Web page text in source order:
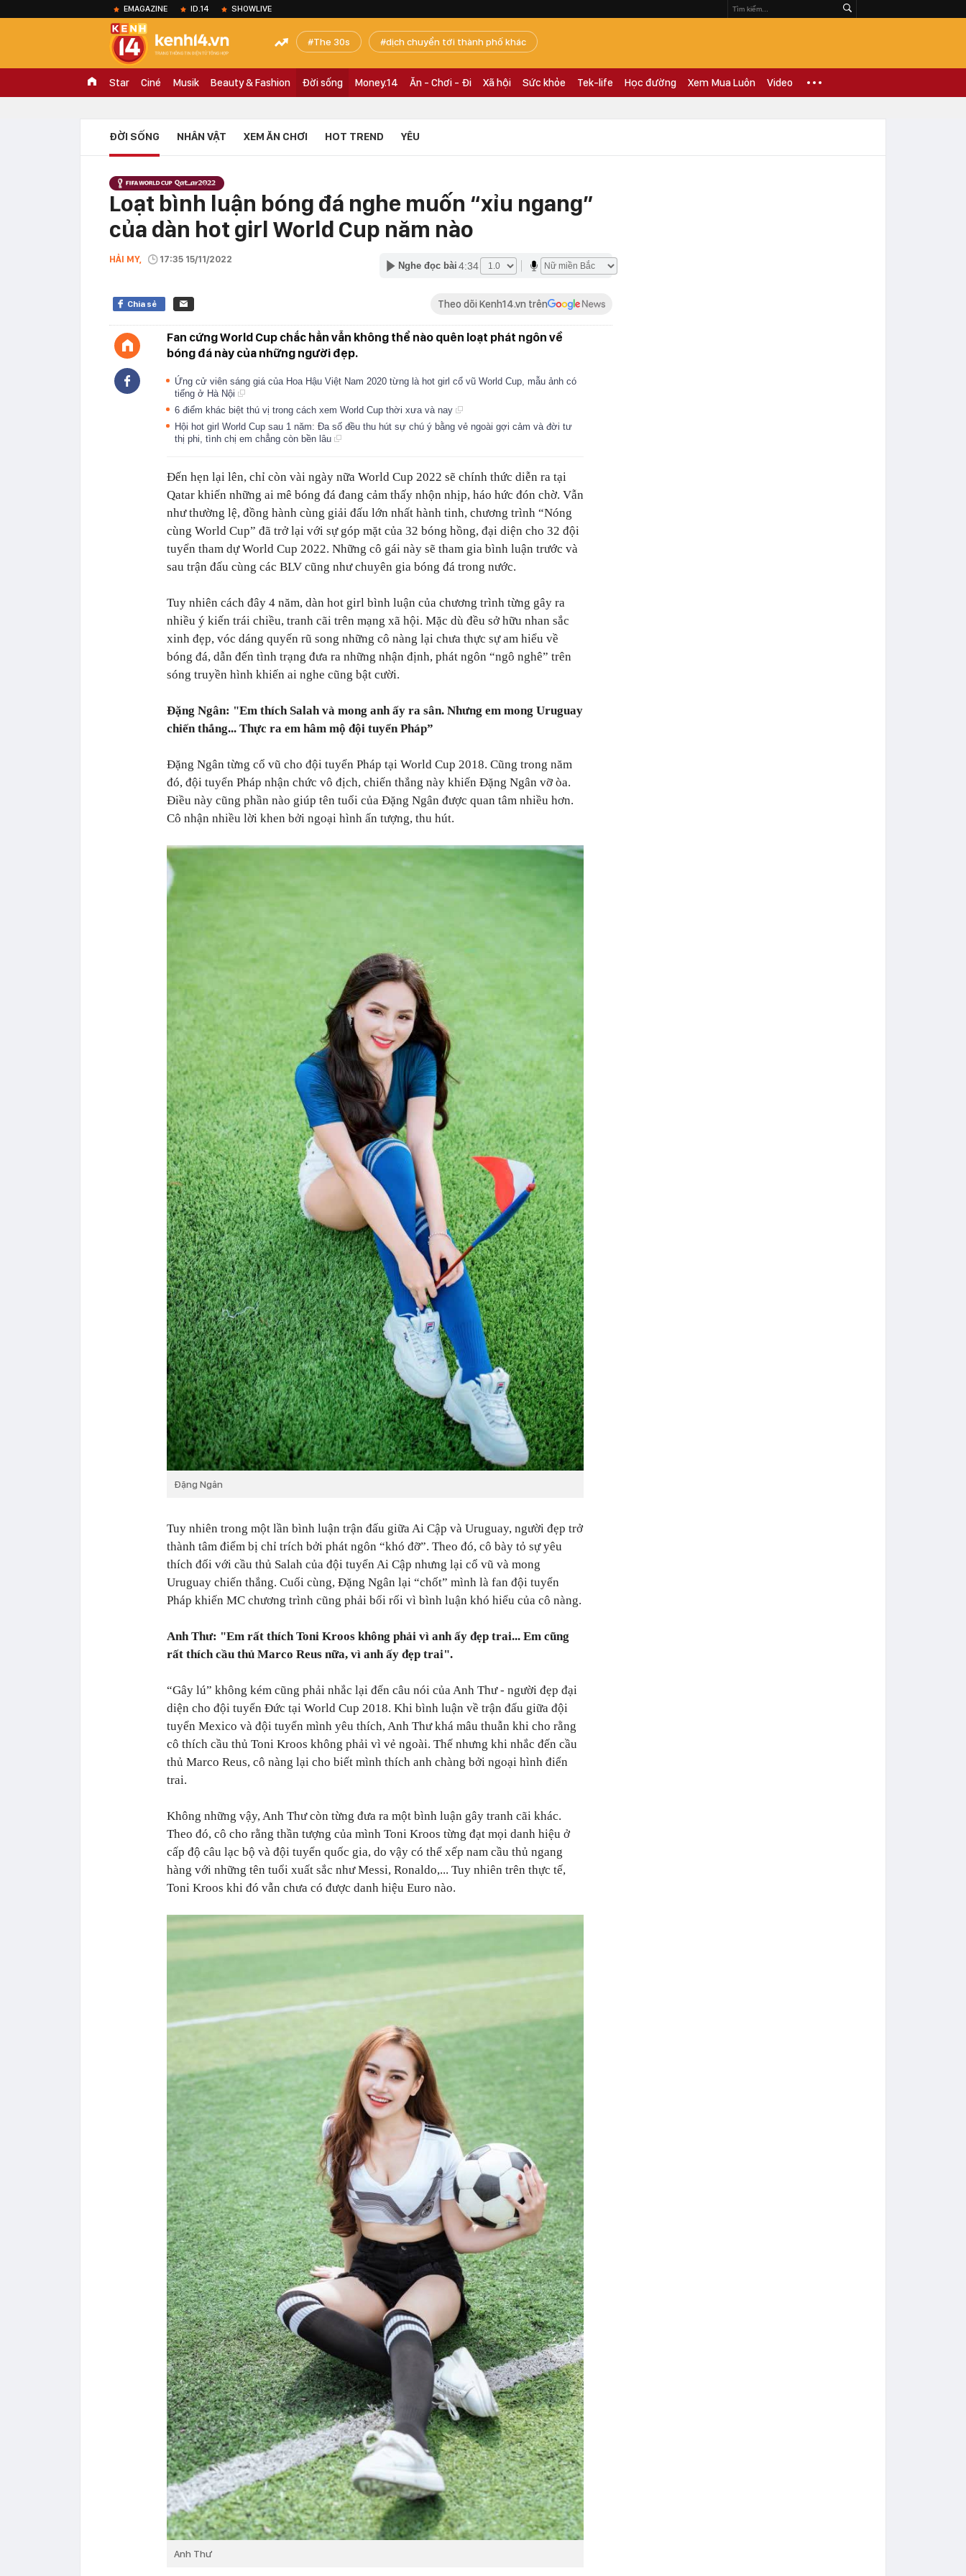
EMAGAZINE ID.14 SHOWLIVE
The 30s dịch chuyển tới thành phố khác
Star Ciné Musik Beauty & Fashion Đời sống Money.14 Ăn - Chơi - Đi Xã hội Sức khỏe Tek-life Học đường Xem Mua Luôn Video
ĐỜI SỐNG NHÂN VẬT XEM ĂN CHƠI HOT TREND YÊU
Loạt bình luận bóng đá nghe muốn “xỉu ngang”
của dàn hot girl World Cup năm nào
HẢI MY, 17:35 15/11/2022
Nghe đọc bài 4:34
Chia sẻ Theo dõi Kenh14.vn trên
Fan cứng World Cup chắc hẳn vẫn không thể nào quên loạt phát ngôn về
bóng đá này của những người đẹp.
Ứng cử viên sáng giá của Hoa Hậu Việt Nam 2020 từng là hot girl cổ vũ World Cup, mẫu ảnh có
tiếng ở Hà Nội
6 điểm khác biệt thú vị trong cách xem World Cup thời xưa và nay
Hội hot girl World Cup sau 1 năm: Đa số đều thu hút sự chú ý bằng vẻ ngoài gợi cảm và đời tư
thị phi, tình chị em chẳng còn bền lâu
Đến hẹn lại lên, chỉ còn vài ngày nữa World Cup 2022 sẽ chính thức diễn ra tại
Qatar khiến những ai mê bóng đá đang cảm thấy nhộn nhịp, háo hức đón chờ. Vẫn
như thường lệ, đồng hành cùng giải đấu lớn nhất hành tinh, chương trình “Nóng
cùng World Cup” đã trở lại với sự góp mặt của 32 bóng hồng, đại diện cho 32 đội
tuyển tham dự World Cup 2022. Những cô gái này sẽ tham gia bình luận trước và
sau trận đấu cùng các BLV cũng như chuyên gia bóng đá trong nước.
Tuy nhiên cách đây 4 năm, dàn hot girl bình luận của chương trình từng gây ra
nhiều ý kiến trái chiều, tranh cãi trên mạng xã hội. Mặc dù đều sở hữu nhan sắc
xinh đẹp, vóc dáng quyến rũ song những cô nàng lại chưa thực sự am hiểu về
bóng đá, dẫn đến tình trạng đưa ra những nhận định, phát ngôn “ngô nghê” trên
sóng truyền hình khiến ai nghe cũng bật cười.
Đặng Ngân: "Em thích Salah và mong anh ấy ra sân. Nhưng em mong Uruguay
chiến thắng... Thực ra em hâm mộ đội tuyển Pháp”
Đặng Ngân từng cổ vũ cho đội tuyển Pháp tại World Cup 2018. Cũng trong năm
đó, đội tuyển Pháp nhận chức vô địch, chiến thắng này khiến Đặng Ngân vỡ òa.
Điều này cũng phần nào giúp tên tuổi của Đặng Ngân được quan tâm nhiều hơn.
Cô nhận nhiều lời khen bởi ngoại hình ấn tượng, thu hút.
Đặng Ngân
Tuy nhiên trong một lần bình luận trận đấu giữa Ai Cập và Uruguay, người đẹp trở
thành tâm điểm bị chỉ trích bởi phát ngôn “khó đỡ”. Theo đó, cô bày tỏ sự yêu
thích đối với cầu thủ Salah của đội tuyển Ai Cập nhưng lại cổ vũ và mong
Uruguay chiến thắng. Cuối cùng, Đặng Ngân lại “chốt” mình là fan đội tuyển
Pháp khiến MC chương trình cũng phải bối rối vì bình luận khó hiểu của cô nàng.
Anh Thư: "Em rất thích Toni Kroos không phải vì anh ấy đẹp trai... Em cũng
rất thích cầu thủ Marco Reus nữa, vì anh ấy đẹp trai".
“Gây lú” không kém cũng phải nhắc lại đến câu nói của Anh Thư - người đẹp đại
diện cho đội tuyển Đức tại World Cup 2018. Khi bình luận về trận đấu giữa đội
tuyển Mexico và đội tuyển mình yêu thích, Anh Thư khá mâu thuẫn khi cho rằng
cô thích cầu thủ Toni Kroos không phải vì vẻ ngoài. Thế nhưng khi nhắc đến cầu
thủ Marco Reus, cô nàng lại cho biết mình thích anh chàng bởi ngoại hình điển
trai.
Không những vậy, Anh Thư còn từng đưa ra một bình luận gây tranh cãi khác.
Theo đó, cô cho rằng thần tượng của mình Toni Kroos từng đạt mọi danh hiệu ở
cấp độ câu lạc bộ và đội tuyển quốc gia, do vậy có thể xếp nam cầu thủ ngang
hàng với những tên tuổi xuất sắc như Messi, Ronaldo,... Tuy nhiên trên thực tế,
Toni Kroos khi đó vẫn chưa có được danh hiệu Euro nào.
Anh Thư